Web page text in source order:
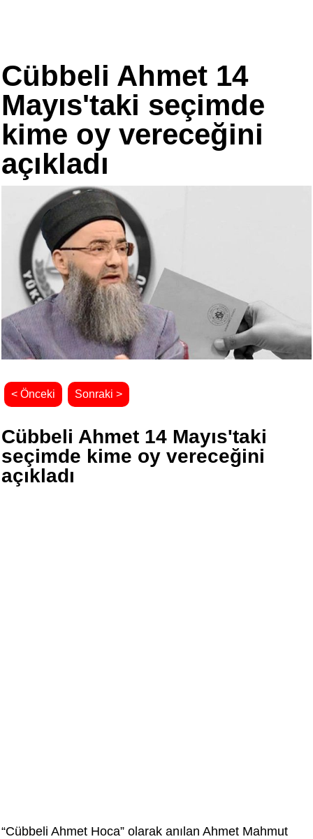
Cübbeli Ahmet 14
Mayıs'taki seçimde
kime oy vereceğini
açıkladı
< Önceki Sonraki >
Cübbeli Ahmet 14 Mayıs'taki
seçimde kime oy vereceğini
açıkladı
“Cübbeli Ahmet Hoca” olarak anılan Ahmet Mahmut